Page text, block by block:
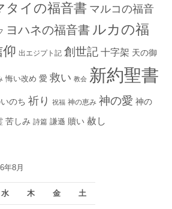
タイの福音書 マルコの福音
ヨハネの福音書 ルカの福
出エジプト記 創世記 十字架 天の御
悔い改め 愛 救い 教会 新約聖書
のち 祈り 祝福 神の恵み 神の愛 神の
苦しみ 詩篇 謙遜 贖い 赦し
年8月
水 木 金 土